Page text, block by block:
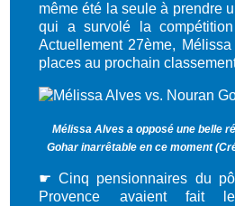
même été la seule à prendre
qui a survolé la
Actuellement 27ème,
places au prochain
Mélissa Alves a opposé une belle
Gohar inarrêtable en ce moment
☛ Cinq pensionnaires du
Provence avaient fait